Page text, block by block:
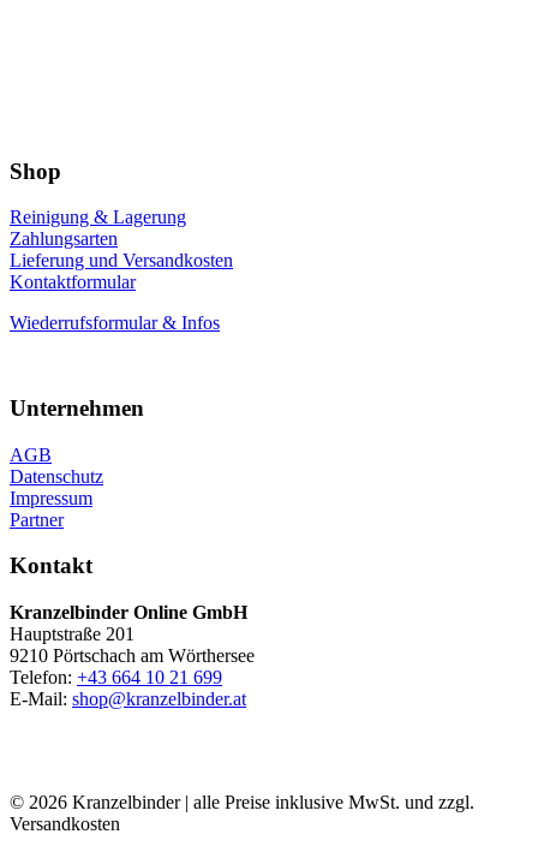
Shop
Reinigung & Lagerung
Zahlungsarten
Lieferung und Versandkosten
Kontaktformular
Wiederrufsformular & Infos
Unternehmen
AGB
Datenschutz
Impressum
Partner
Kontakt
Kranzelbinder Online GmbH
Hauptstraße 201
9210 Pörtschach am Wörthersee
Telefon: +43 664 10 21 699
E-Mail: shop@kranzelbinder.at
© 2026 Kranzelbinder | alle Preise inklusive MwSt. und zzgl.
Versandkosten